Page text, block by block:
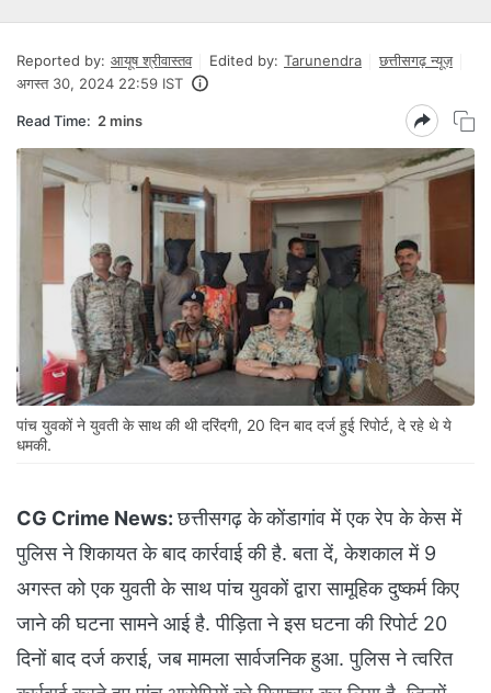
Reported by: आयूष श्रीवास्तव Edited by: Tarunendra
छत्तीसगढ़ न्यूज़
अगस्त 30, 2024 22:59 IST
Read Time: 2 mins
पांच युवकों ने युवती के साथ की थी दरिंदगी, 20 दिन बाद दर्ज हुई रिपोर्ट, दे रहे थे ये
धमकी.
CG Crime News:छत्तीसगढ़ केकोंडागांव में एक रेप के केस में
पुलिस ने शिकायत के बाद कार्रवाई की है. बता दें, केशकाल में 9
अगस्त को एक युवती के साथ पांच युवकों द्वारा सामूहिक दुष्कर्म किए
जाने की घटना सामने आई है. पीड़िता ने इस घटना की रिपोर्ट 20
दिनों बाद दर्ज कराई, जब मामला सार्वजनिक हुआ. पुलिस ने त्वरित